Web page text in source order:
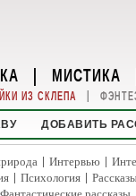
| МИСТИКА
ИЗ СКЛЕПА |
ДОБАВИТЬ
| Интервью |
| Психология |